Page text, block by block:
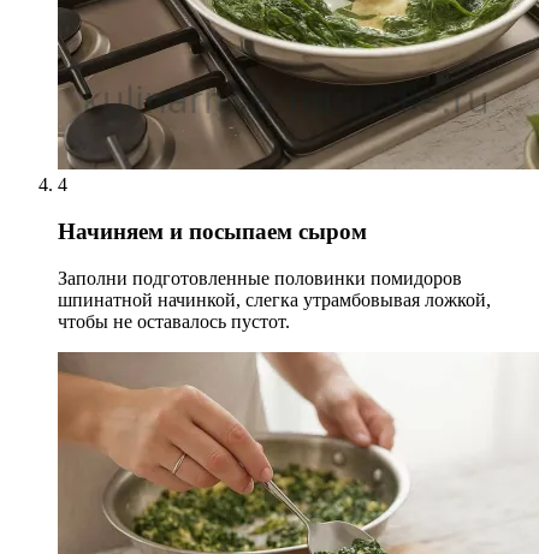
4
Начиняем и посыпаем сыром
Заполни подготовленные половинки помидоров
шпинатной начинкой, слегка утрамбовывая ложкой,
чтобы не оставалось пустот.